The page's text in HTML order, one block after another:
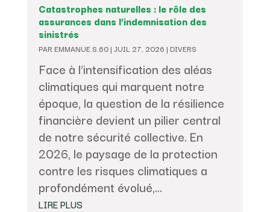
Catastrophes naturelles : le rôle des
assurances dans l’indemnisation des
sinistrés
PAR EMMANUE.S.60| JUIL 27, 2026 | DIVERS
Face à l'intensification des aléas
climatiques qui marquent notre
époque, la question de la résilience
financière devient un pilier central
de notre sécurité collective. En
2026, le paysage de la protection
contre les risques climatiques a
profondément évolué,...
LIRE PLUS